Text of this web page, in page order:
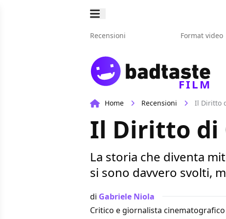
Recensioni Format video
FILM
Home Recensioni Il Diritto
Il Diritto di
La storia che diventa
si sono davvero svolti,
di Gabriele Niola
Critico e giornalista cinematografico